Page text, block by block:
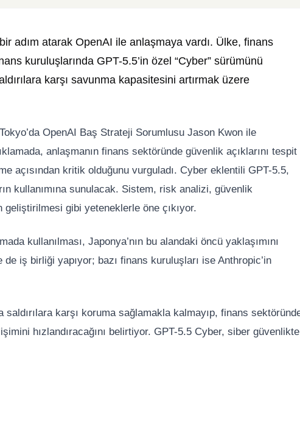
adım atarak OpenAI ile anlaşmaya vardı. Ülke, finans
kuruluşlarında GPT-5.5’in özel “Cyber” sürümünü
karşı savunma kapasitesini artırmak üzere
OpenAI Baş Strateji Sorumlusu Jason Kwon ile
anlaşmanın finans sektöründe güvenlik açıklarını tespit
açısından kritik olduğunu vurguladı. Cyber eklentili GPT-5.5,
kullanımına sunulacak. Sistem, risk analizi, güvenlik
geliştirilmesi gibi yeteneklerle öne çıkıyor.
kullanılması, Japonya’nın bu alandaki öncü yaklaşımını
iş birliği yapıyor; bazı finans kuruluşları ise Anthropic’in
saldırılara karşı koruma sağlamakla kalmayıp, finans
hızlandıracağını belirtiyor. GPT-5.5 Cyber, siber güvenlikte